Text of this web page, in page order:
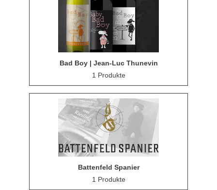
Bad Boy | Jean-Luc Thunevin
1 Produkte
Battenfeld Spanier
1 Produkte